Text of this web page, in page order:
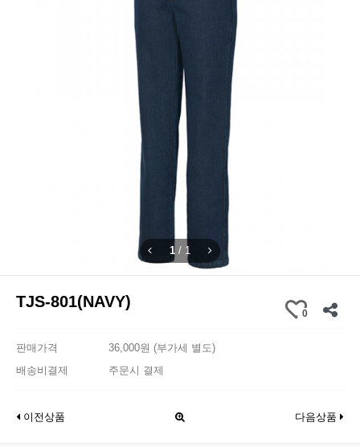
1 / 1
TJS-801(NAVY)
0
판매가격
36,000원 (부가세 별도)
배송비결제
주문시 결제
이전상품 다음상품